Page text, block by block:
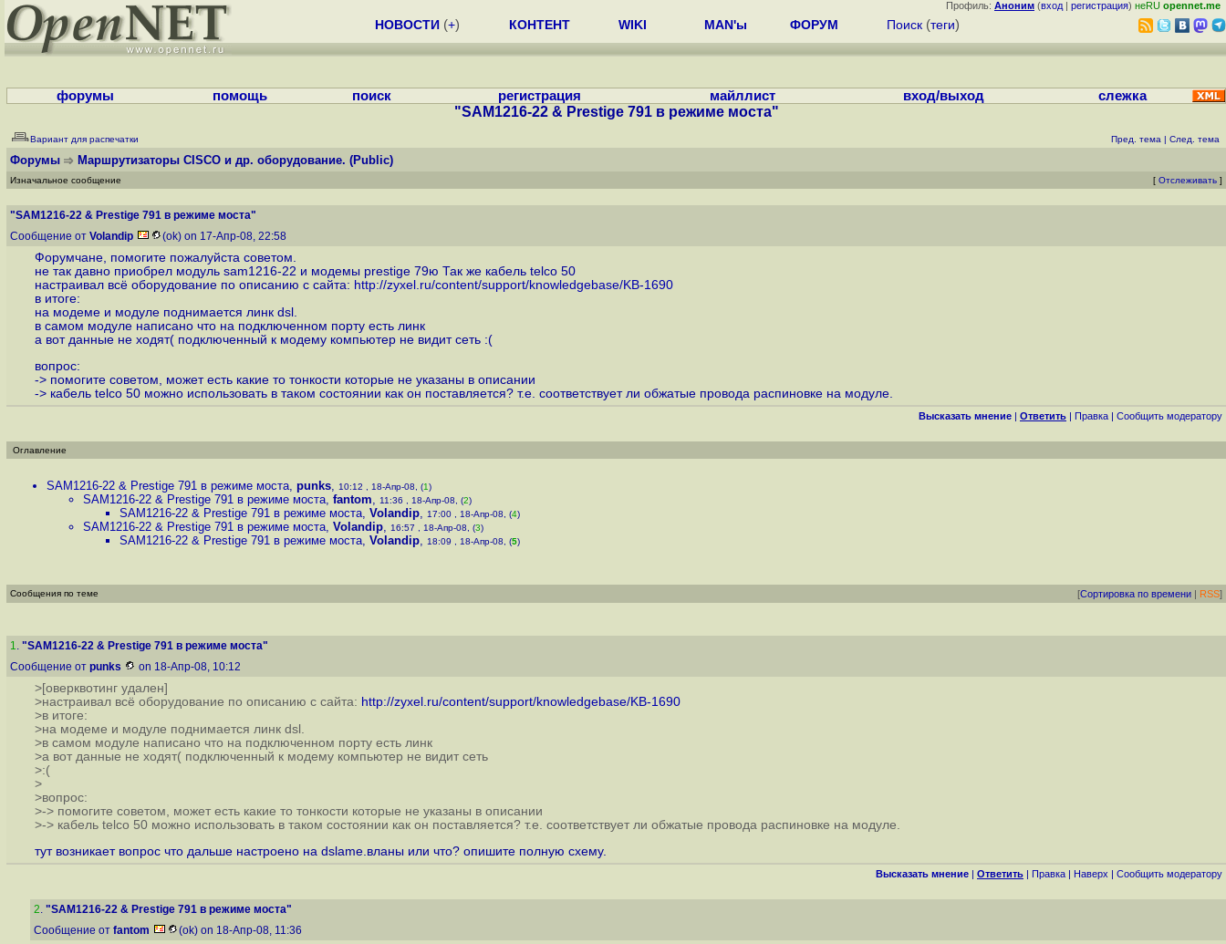
Профиль: Аноним (вход | регистрация) неRU opennet.me
НОВОСТИ (+) КОНТЕНТ WIKI MAN'ы ФОРУМ Поиск (теги)
форумы помощь поиск регистрация майллист вход/выход слежка
"SAM1216-22 & Prestige 791 в режиме моста"
Вариант для распечатки Пред. тема | След. тема
Форумы Маршрутизаторы CISCO и др. оборудование. (Public)
Изначальное сообщение [ Отслеживать ]
"SAM1216-22 & Prestige 791 в режиме моста"
Сообщение от Volandip (ok) on 17-Апр-08, 22:58
Форумчане, помогите пожалуйста советом.
не так давно приобрел модуль sam1216-22 и модемы prestige 79ю Так же кабель telco 50
настраивал всё оборудование по описанию с сайта: http://zyxel.ru/content/support/knowledgebase/KB-1690
в итоге:
на модеме и модуле поднимается линк dsl.
в самом модуле написано что на подключенном порту есть линк
а вот данные не ходят( подключенный к модему компьютер не видит сеть :(
вопрос:
-> помогите советом, может есть какие то тонкости которые не указаны в описании
-> кабель telco 50 можно использовать в таком состоянии как он поставляется? т.е. соответствует ли обжатые провода распиновке на модуле.
Высказать мнение | Ответить | Правка | Cообщить модератору
Оглавление
SAM1216-22 & Prestige 791 в режиме моста, punks, 10:12 , 18-Апр-08, (1)
SAM1216-22 & Prestige 791 в режиме моста, fantom, 11:36 , 18-Апр-08, (2)
SAM1216-22 & Prestige 791 в режиме моста, Volandip, 17:00 , 18-Апр-08, (4)
SAM1216-22 & Prestige 791 в режиме моста, Volandip, 16:57 , 18-Апр-08, (3)
SAM1216-22 & Prestige 791 в режиме моста, Volandip, 18:09 , 18-Апр-08, (5)
Сообщения по теме [Сортировка по времени | RSS]
1. "SAM1216-22 & Prestige 791 в режиме моста"
Сообщение от punks on 18-Апр-08, 10:12
>[оверквотинг удален]
>настраивал всё оборудование по описанию с сайта: http://zyxel.ru/content/support/knowledgebase/KB-1690
>в итоге:
>на модеме и модуле поднимается линк dsl.
>в самом модуле написано что на подключенном порту есть линк
>а вот данные не ходят( подключенный к модему компьютер не видит сеть
>:(
>
>вопрос:
>-> помогите советом, может есть какие то тонкости которые не указаны в описании
>-> кабель telco 50 можно использовать в таком состоянии как он поставляется? т.е. соответствует ли обжатые провода распиновке на модуле.
тут возникает вопрос что дальше настроено на dslame.вланы или что? опишите полную схему.
Высказать мнение | Ответить | Правка | Наверх | Cообщить модератору
2. "SAM1216-22 & Prestige 791 в режиме моста"
Сообщение от fantom (ok) on 18-Апр-08, 11:36